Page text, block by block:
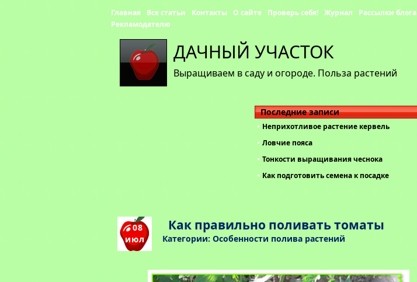
ДАЧНЫЙ УЧАСТОК
Выращиваем в саду и огороде. Польза растений
Главная Все статьи Контакты О сайте Проверь себя! Журнал
Рассылки блога
Рекламодателю
Последние записи
Неприхотливое растение кервель
Ловчие пояса
Тонкости выращивания чеснока
Как подготовить семена к посадке
08
июл
Как правильно поливать томаты
Категории: Особенности полива растений